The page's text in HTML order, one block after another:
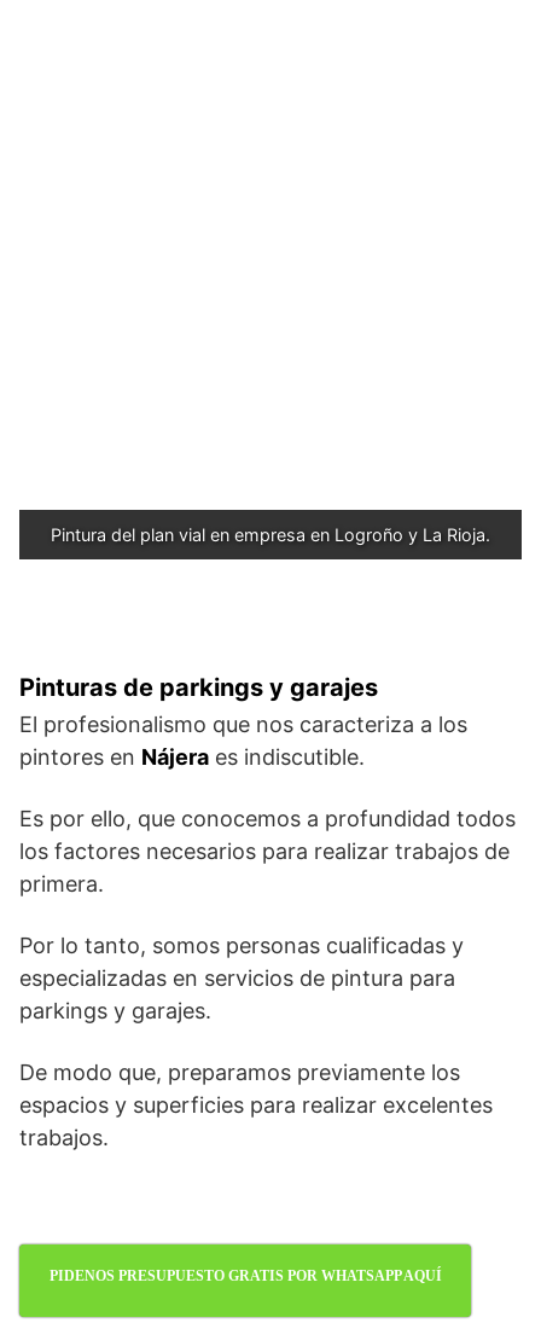
Pintura del plan vial en empresa en Logroño y La Rioja.
Pinturas de parkings y garajes
El profesionalismo que nos caracteriza a los
pintores en Nájera es indiscutible.
Es por ello, que conocemos a profundidad todos
los factores necesarios para realizar trabajos de
primera.
Por lo tanto, somos personas cualificadas y
especializadas en servicios de pintura para
parkings y garajes.
De modo que, preparamos previamente los
espacios y superficies para realizar excelentes
trabajos.
PIDENOS PRESUPUESTO GRATIS POR WHATSAPP AQUÍ